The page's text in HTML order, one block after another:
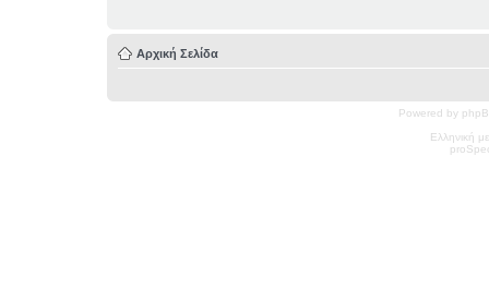
Αρχική Σελίδα
Powered by
Ελληνική
pro